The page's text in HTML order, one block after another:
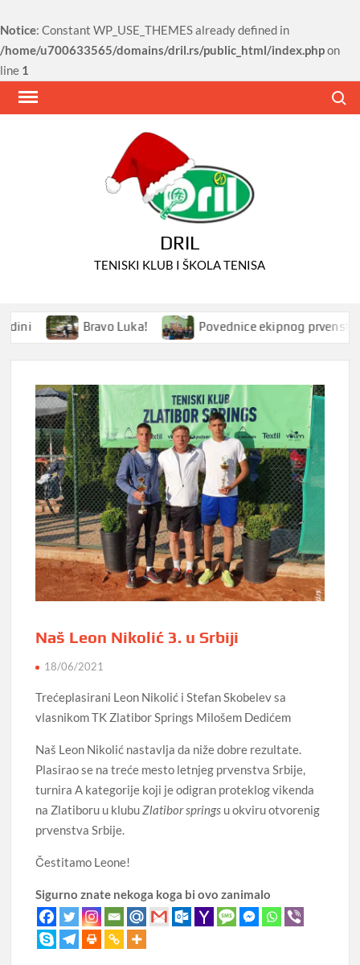
Notice: Constant WP_USE_THEMES already defined in
/home/u700633565/domains/dril.rs/public_html/index.phpon
line 1
Skip
DRIL
TENISKI KLUB I ŠKOLA TENISA
Bravo Luka! Povednice ekipnog prvenstva
Naš Leon Nikolić 3. u Srbiji
18/06/2021
Trećeplasirani Leon Nikolić i Stefan Skobelev sa
vlasnikom TK Zlatibor Springs Milošem Dedićem
Naš Leon Nikolić nastavlja da niže dobre rezultate.
Plasirao se na treće mesto letnjeg prvenstva Srbije,
turnira A kategorije koji je odigran proteklog vikenda
na Zlatiboru u klubuZlatibor springs u okviru otvorenig
prvenstva Srbije.
Čestitamo Leone!
Sigurno znate nekoga koga bi ovo zanimalo